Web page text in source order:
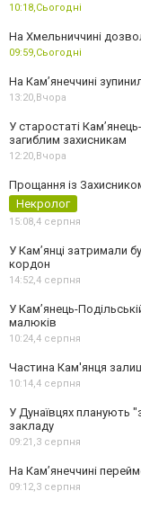
10:18, Сьогодні
На Хмельниччині
09:59, Сьогодні
На Камʼянеччині
13:20, Вчора
У старостаті
загиблим захисникам
12:20, Вчора
Прощання із
Некролог
15:08, 4 серпня
У Кам’янці затримали
кордон
14:52, 4 серпня
У Кам’янець-
малюків
10:24, 4 серпня
Частина Кам'янця
10:14, 4 серпня
У Дунаївцях планують
закладу
09:21, 3 серпня
На Камʼянеччині
09:12, 3 серпня